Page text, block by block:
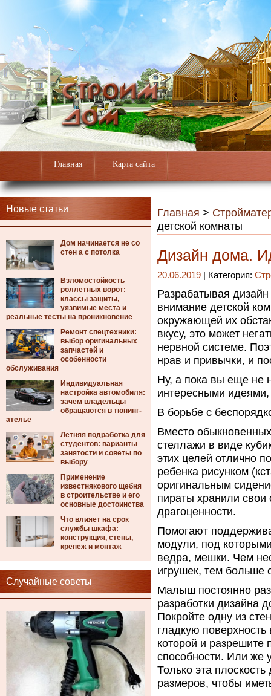
Главная Карта сайта
Новые статьи
Дом начинается не со
стен а с потолка
Взломостойкость
роллетных ворот:
классы защиты,
уязвимые места и
реальные тесты на проникновение
Ремонт спецтехники:
выбор оригинальных
запчастей и
особенности
обслуживания
Индивидуальная
настройка автомобиля:
зачем владельцы
обращаются в тюнинг-
ателье
Летняя подработка для
студентов: варианты
занятости и советы по
выбору
Применение
известнякового щебня
в строительстве и его
основные достоинства
Что влияет на срок
службы шкафа:
конструкция, стены,
крепеж и монтаж
Случайные советы
Главная >
детской комнаты
Дизайн дома.
20.06.2019 | Категория:
Разрабатывая
внимание детской
окружающей их
вкусу, это может
нервной системе.
нрав и привычки, и
Ну, а пока вы еще не
интересными идеями,
В борьбе с
Вместо
стеллажи в виде
этих целей отлично
ребенка рисунком
оригинальным
пираты хранили
драгоценности.
Помогают
модули, под
ведра, мешки. Чем
игрушек, тем больше
Малыш постоянно
разработки дизайна
Покройте одну из
гладкую
которой и разрешите
способности. Или же
Только эта
размеров, чтобы